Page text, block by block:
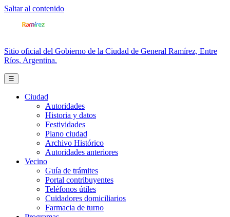
Saltar al contenido
Sitio oficial del Gobierno de la Ciudad de General Ramírez, Entre
Ríos, Argentina.
☰
Ciudad
Autoridades
Historia y datos
Festividades
Plano ciudad
Archivo Histórico
Autoridades anteriores
Vecino
Guía de trámites
Portal contribuyentes
Teléfonos útiles
Cuidadores domiciliarios
Farmacia de turno